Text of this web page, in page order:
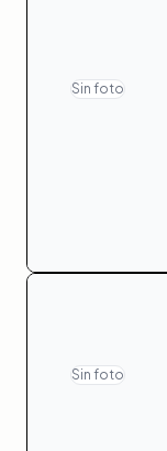
Sin foto
Sin foto